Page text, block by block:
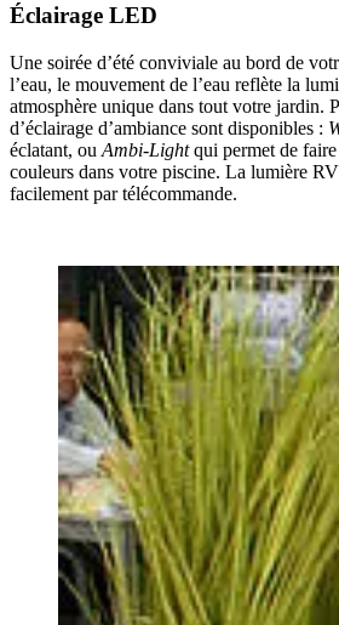
Éclairage LED
Une soirée d’été conviviale au bord de
l’eau, le mouvement de l’eau reflète la
atmosphère unique dans tout votre jardin.
d’éclairage d’ambiance sont disponibles :
éclatant, ou Ambi-Lightqui permet de
couleurs dans votre piscine. La lumière
facilement par télécommande.